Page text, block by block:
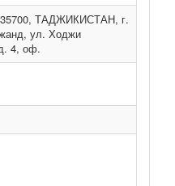
ТАДЖИКИСТАН, г.
ул. Ходжи
4, оф.